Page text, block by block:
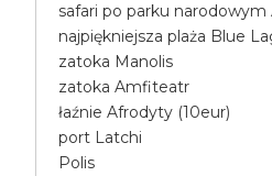
safari po parku narodowym
najpiękniejsza plaża Blue
zatoka Manolis
zatoka Amfiteatr
łaźnie Afrodyty (10eur)
port Latchi
Polis